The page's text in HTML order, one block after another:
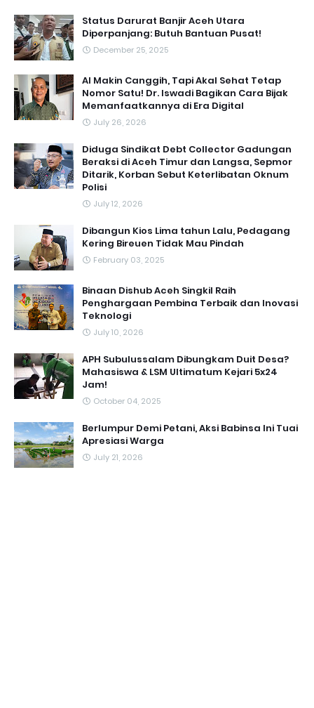
Status Darurat Banjir Aceh Utara
Diperpanjang: Butuh Bantuan Pusat!
December 25, 2025
AI Makin Canggih, Tapi Akal Sehat Tetap
Nomor Satu! Dr. Iswadi Bagikan Cara Bijak
Memanfaatkannya di Era Digital
July 26, 2026
Diduga Sindikat Debt Collector Gadungan
Beraksi di Aceh Timur dan Langsa, Sepmor
Ditarik, Korban Sebut Keterlibatan Oknum
Polisi
July 12, 2026
Dibangun Kios Lima tahun Lalu, Pedagang
Kering Bireuen Tidak Mau Pindah
February 03, 2025
Binaan Dishub Aceh Singkil Raih
Penghargaan Pembina Terbaik dan Inovasi
Teknologi
July 10, 2026
APH Subulussalam Dibungkam Duit Desa?
Mahasiswa & LSM Ultimatum Kejari 5x24
Jam!
October 04, 2025
Berlumpur Demi Petani, Aksi Babinsa Ini Tuai
Apresiasi Warga
July 21, 2026